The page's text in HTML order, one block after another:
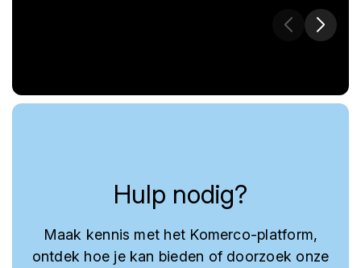
Hulp nodig?
Maak kennis met het Komerco-platform,
ontdek hoe je kan bieden of doorzoek onze